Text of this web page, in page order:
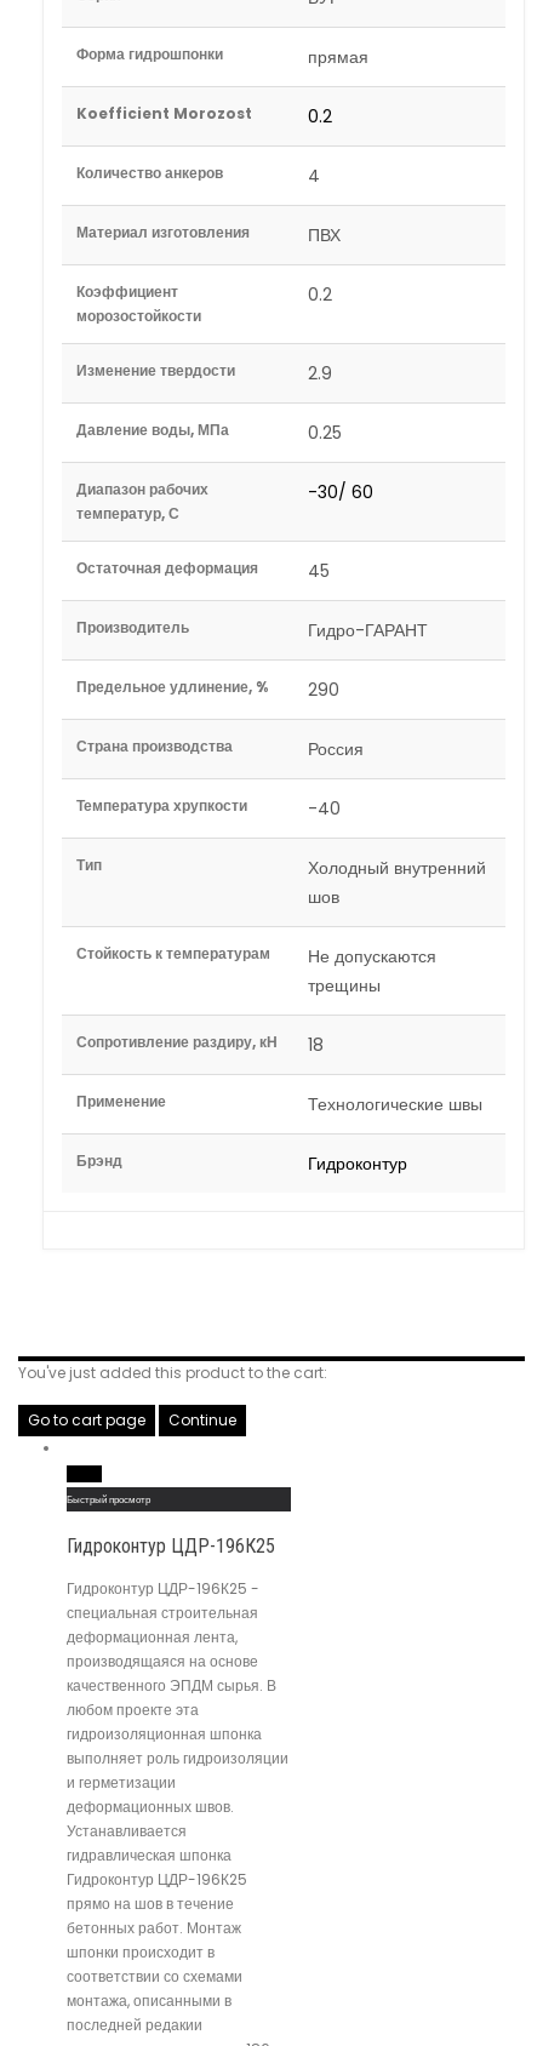
Форма гидрошпонки прямая
Koefficient Morozost 0.2
Количество анкеров 4
Материал изготовления ПВХ
Коэффициент
морозостойкости
0.2
Изменение твердости 2.9
Давление воды, МПа 0.25
Диапазон рабочих
температур, С
-30/ 60
Остаточная деформация 45
Производитель Гидро-ГАРАНТ
Предельное удлинение, % 290
Страна производства Россия
Температура хрупкости -40
Тип
Холодный внутренний
шов
Стойкость к температурам
Не допускаются
трещины
Сопротивление раздиру, кН 18
Применение Технологические швы
Брэнд Гидроконтур
You've just added this product to the cart:
Go to cart page Continue
Быстрый просмотр
Гидроконтур ЦДР-196К25
Гидроконтур ЦДР-196К25 -
специальная строительная
деформационная лента,
производящаяся на основе
качественного ЭПДМ сырья. В
любом проекте эта
гидроизоляционная шпонка
выполняет роль гидроизоляции
и герметизации
деформационных швов.
Устанавливается
гидравлическая шпонка
Гидроконтур ЦДР-196К25
прямо на шов в течение
бетонных работ. Монтаж
шпонки происходит в
соответствии со схемами
монтажа, описанными в
последней редакии